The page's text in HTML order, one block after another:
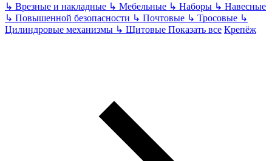
↳ Врезные и накладные ↳ Мебельные ↳ Наборы ↳ Навесные
↳ Повышенной безопасности ↳ Почтовые ↳ Тросовые ↳
Цилиндровые механизмы ↳ Щитовые Показать все Крепёж